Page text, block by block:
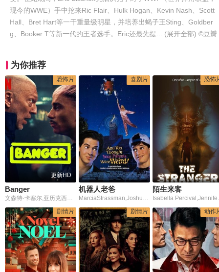
现今的WWE）手中挖来Ric Flair、Hulk Hogan、Kevin Nash、Scott
Hall、Bret Hart等一干重量级明星，并培养出蝎子王Sting、Goldber
g、Booker T等新一代的王者选手。Eric还最先提... (展开全部) ©豆瓣
为你推荐
恐怖片
更新HD
Banger
文森特·卡塞尔,亚历克西斯·曼蒂,洛拉·费尔潘,尼古拉·莫里,马努·佩埃特,Nina,Zem,菲烈·卡特林,Mister,帕纳约蒂斯·帕斯科特,黛博拉·卢库穆娜,Paul,Mirabel,Kavinsky,Fabeille,Tardy,Alice,Moitié,Rachel,Dimezell
喜剧片
机器人老爸
MarciaStrassman,JoshuaJohnMiller,EdanGross
恐怖
陌生来客
剧情片
剧情片 动作